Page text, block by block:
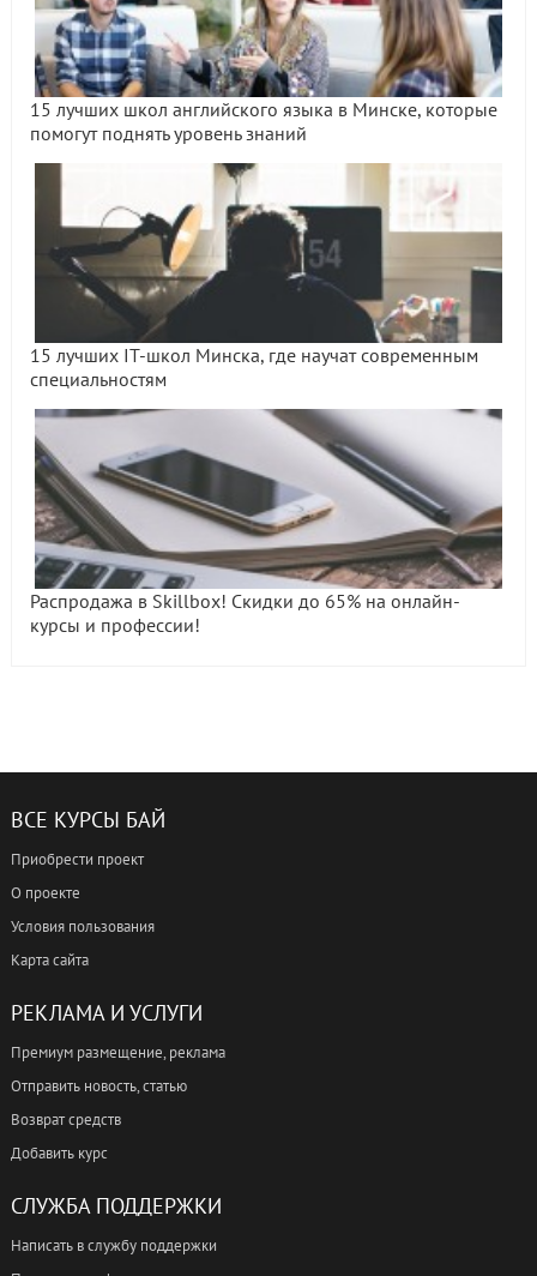
15 лучших школ английского языка в Минске, которые
помогут поднять уровень знаний
15 лучших IT-школ Минска, где научат современным
специальностям
Распродажа в Skillbox! Скидки до 65% на онлайн-
курсы и профессии!
ВСЕ КУРСЫ БАЙ
Приобрести проект
О проекте
Условия пользования
Карта сайта
РЕКЛАМА И УСЛУГИ
Премиум размещение, реклама
Отправить новость, статью
Возврат средств
Добавить курс
СЛУЖБА ПОДДЕРЖКИ
Написать в службу поддержки